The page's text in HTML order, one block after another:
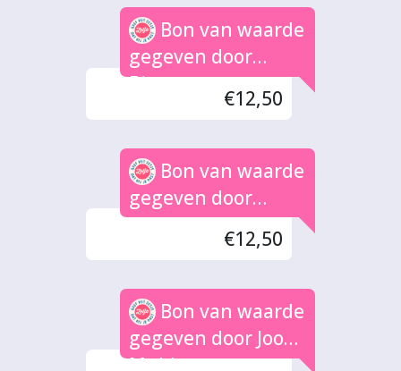
Bon van waarde
gegeven door
Bianca
€12,50
Bon van waarde
gegeven door
Nance
€12,50
Bon van waarde
gegeven door Joop
Mulder